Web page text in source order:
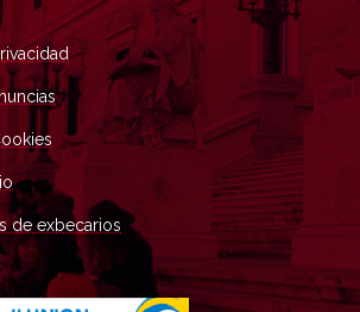
de exbecarios